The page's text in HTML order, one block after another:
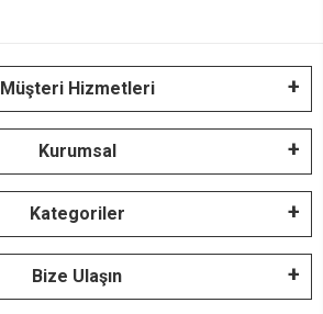
Müşteri Hizmetleri
Kurumsal
Kategoriler
Bize Ulaşın